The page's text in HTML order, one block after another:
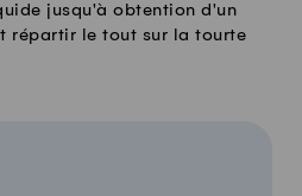
jusqu'à obtention d'un
répartir le tout sur la tourte